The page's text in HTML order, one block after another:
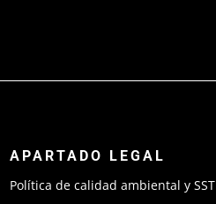
APARTADO LEGAL
Política de calidad ambiental y SST